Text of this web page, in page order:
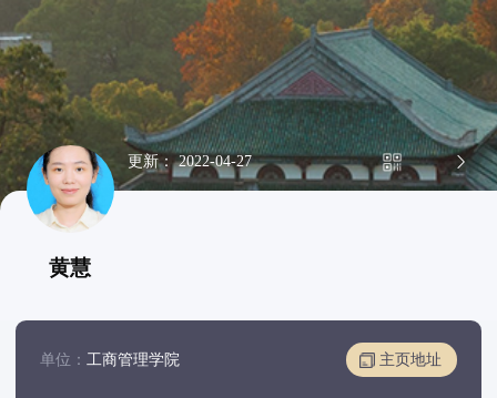
黄慧
更新： 2022-04-27
单位： 工商管理学院 主页地址